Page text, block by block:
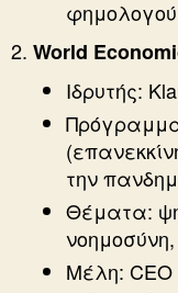
World
Ιδρυτής:
την
Θέματα:
Μέλη: